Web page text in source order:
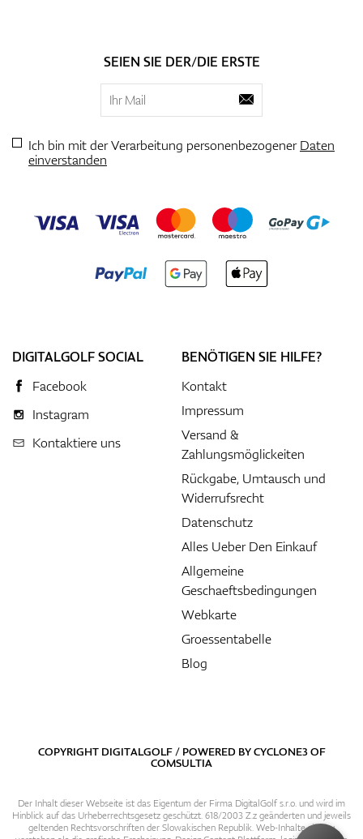
SEIEN SIE DER/DIE ERSTE
Ich bin mit der Verarbeitung personenbezogenerDaten
einverstanden
DIGITALGOLF SOCIAL
Facebook
Instagram
Kontaktiere uns
BENÖTIGEN SIE HILFE?
Kontakt
Impressum
Versand &
Zahlungsmöglickeiten
Rückgabe, Umtausch und
Widerrufsrecht
Datenschutz
Alles Ueber Den Einkauf
Allgemeine
Geschaeftsbedingungen
Webkarte
Groessentabelle
Blog
COPYRIGHT DIGITALGOLF / POWERED BYCYCLONE3OF
COMSULTIA
Der Inhalt dieser Webseite ist das Eigentum der Firma DigitalGolf s.r.o. und wird im
Hinblick auf das Urheberrechtsgesetz geschützt. 618/2003 Z.z geänderten und jeweils
geltenden Rechtsvorschriften der Slowakischen Republik. Web-Inhalte sind zu